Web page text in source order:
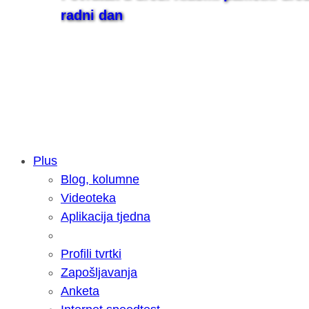
radni dan
Samsung otkrio kako je nastajala
razvoja donijelo tanje i izdržljivije
Plus
Blog, kolumne
Videoteka
Aplikacija tjedna
Profili tvrtki
Zapošljavanja
Anketa